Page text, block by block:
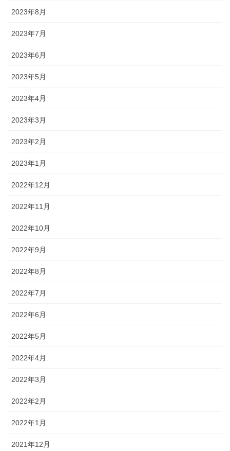
2023年8月
2023年7月
2023年6月
2023年5月
2023年4月
2023年3月
2023年2月
2023年1月
2022年12月
2022年11月
2022年10月
2022年9月
2022年8月
2022年7月
2022年6月
2022年5月
2022年4月
2022年3月
2022年2月
2022年1月
2021年12月